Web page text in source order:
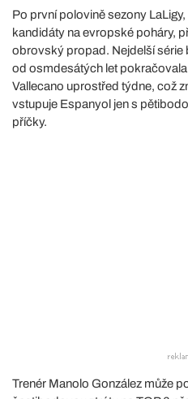
Po první polovině sezony
kandidáty na evropské poháry,
obrovský propad. Nejdelší série
od osmdesátých let
Vallecano uprostřed týdne, což
vstupuje Espanyol jen s
příčky.
Trenér Manolo González může